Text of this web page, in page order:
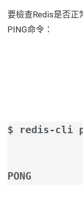
要檢查Redis是否
PING命令：
$ redis-cli
PONG